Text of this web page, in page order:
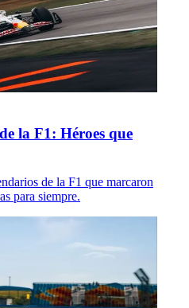
la F1: Héroes que
de la F1 que marcaron
para siempre.